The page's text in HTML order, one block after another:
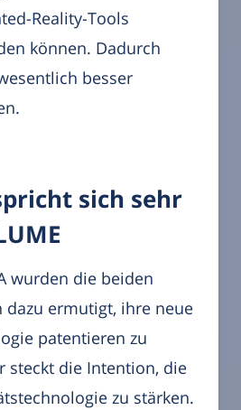
Reality-Tools
können. Dadurch
besser
sich sehr
wurden die beiden
dazu ermutigt, ihre neue
patentieren zu
steckt die Intention, die
zu stärken.